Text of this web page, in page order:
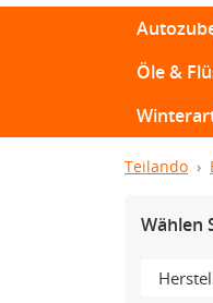
Öle &
Teilando
Wählen